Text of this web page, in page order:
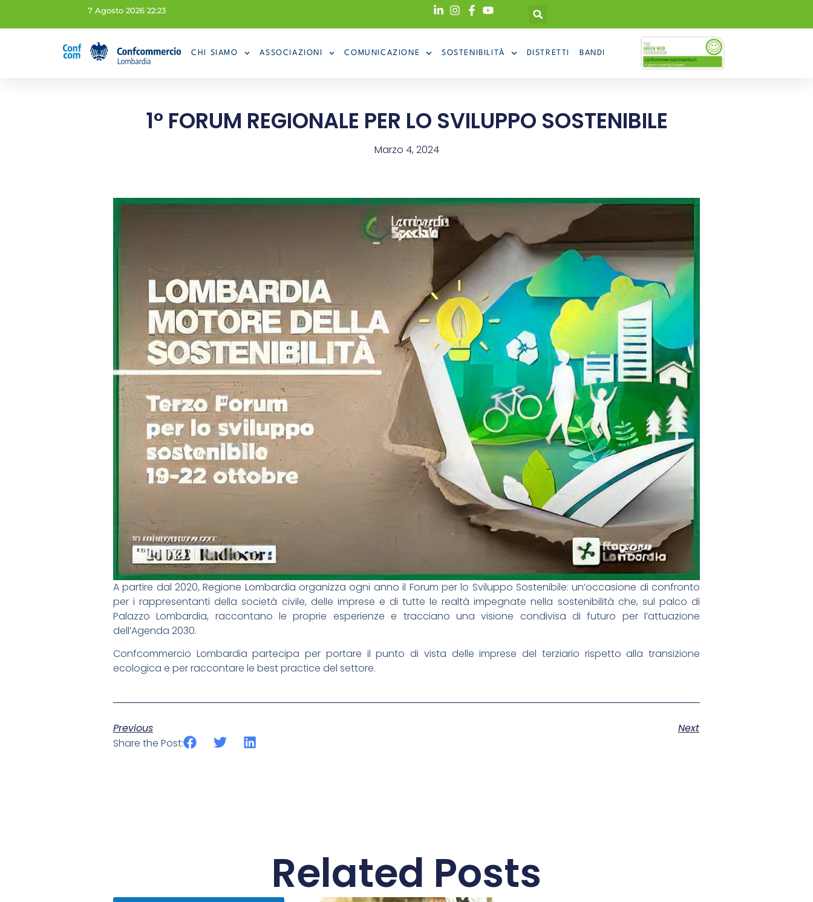
7 Agosto 2026 22:23
CHI SIAMO ASSOCIAZIONI COMUNICAZIONE SOSTENIBILITÀ DISTRETTI BANDI
1° FORUM REGIONALE PER LO SVILUPPO SOSTENIBILE
Marzo 4, 2024
A partire dal 2020, Regione Lombardia organizza ogni anno il Forum per lo Sviluppo Sostenibile: un’occasione di confronto
per i rappresentanti della società civile, delle imprese e di tutte le realtà impegnate nella sostenibilità che, sul palco di
Palazzo Lombardia, raccontano le proprie esperienze e tracciano una visione condivisa di futuro per l’attuazione
dell’Agenda 2030.
Confcommercio Lombardia partecipa per portare il punto di vista delle imprese del terziario rispetto alla transizione
ecologica e per raccontare le best practice del settore.
Previous
Next
Share the Post:
Related Posts